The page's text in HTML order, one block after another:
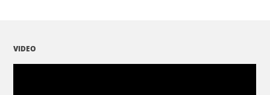
VIDEO